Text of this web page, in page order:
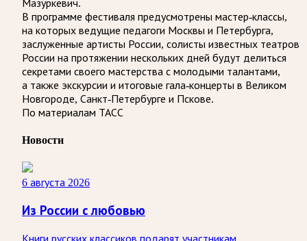
Мазуркевич.
В программе фестиваля предусмотрены мастер-классы,
на которых ведущие педагоги Москвы и Петербурга,
заслуженные артисты России, солисты известных театров
России на протяжении нескольких дней будут делиться
секретами своего мастерства с молодыми талантами,
а также экскурсии и итоговые гала-концерты в Великом
Новгороде, Санкт-Петербурге и Пскове.
По материалам ТАСС
Новости
6 августа 2026
Из России с любовью
Книги русских классиков подарят участникам